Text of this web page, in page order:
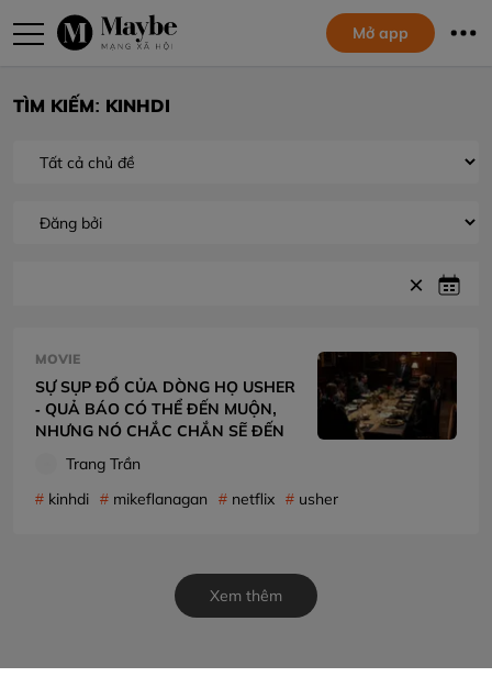
Mở app
TÌM KIẾM: KINHDI
MOVIE
SỰ SỤP ĐỔ CỦA DÒNG HỌ USHER
- QUẢ BÁO CÓ THỂ ĐẾN MUỘN,
NHƯNG NÓ CHẮC CHẮN SẼ ĐẾN
Trang Trần
kinhdi
mikeflanagan netflix usher
Xem thêm